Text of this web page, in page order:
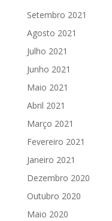
Setembro 2021
Agosto 2021
Julho 2021
Junho 2021
Maio 2021
Abril 2021
Março 2021
Fevereiro 2021
Janeiro 2021
Dezembro 2020
Outubro 2020
Maio 2020